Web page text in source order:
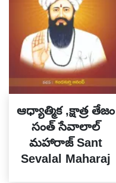
ఆధ్యాత్మిక ,క్షాత్ర తేజం
సంత్ సేవాలాల్
మహారాజ్ Sant
Sevalal Maharaj